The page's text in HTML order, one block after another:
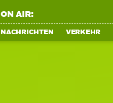
ON AIR:
NACHRICHTEN VERKEHR